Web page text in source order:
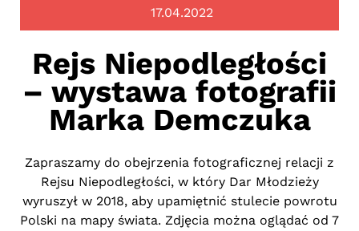
17.04.2022
Rejs Niepodległości
– wystawa fotografii
Marka Demczuka
Zapraszamy do obejrzenia fotograficznej relacji z
Rejsu Niepodległości, w który Dar Młodzieży
wyruszył w 2018, aby upamiętnić stulecie powrotu
Polski na mapy świata. Zdjęcia można oglądać od 7